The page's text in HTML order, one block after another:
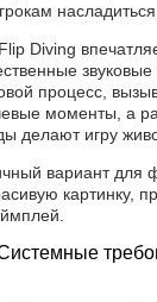
Diving
процесс,
моменты, а
делают игру
вариант для
картинку,